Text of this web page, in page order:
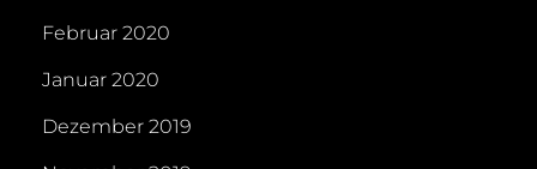
Februar 2020
Januar 2020
Dezember 2019